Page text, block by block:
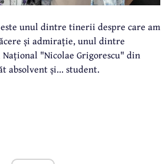
unul dintre tinerii despre care am
și admirație, unul dintre
"Nicolae Grigorescu" din
absolvent și... student.